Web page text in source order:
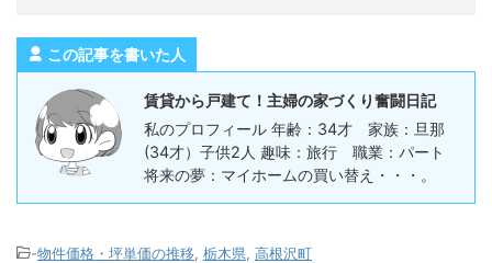
この記事を書いた人
賃貸から戸建て！主婦の家づくり奮闘日記
私のプロフィール 年齢：34才 家族：旦那
(34才）子供2人 趣味：旅行 職業：パート
将来の夢：マイホームの買い替え・・・。
-物件価格・坪単価の推移 栃木県 高根沢町